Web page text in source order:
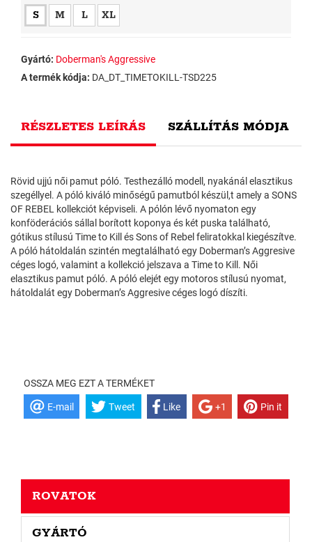
S M L XL
Gyártó: Doberman's Aggressive
A termék kódja: DA_DT_TIMETOKILL-TSD225
RÉSZLETES LEÍRÁS SZÁLLÍTÁS MÓDJA
Rövid ujjú női pamut póló. Testhezálló modell, nyakánál elasztikus
szegéllyel. A póló kiváló minőségű pamutból készül,t amely a SONS
OF REBEL kollekciót képviseli. A pólón lévő nyomaton egy
konföderációs sállal borított koponya és két puska található,
gótikus stílusú Time to Kill és Sons of Rebel feliratokkal kiegészítve.
A póló hátoldalán szintén megtalálható egy Doberman’s Aggresive
céges logó, valamint a kollekció jelszava a Time to Kill. Női
elasztikus pamut póló. A póló elejét egy motoros stílusú nyomat,
hátoldalát egy Doberman’s Aggresive céges logó díszíti.
OSSZA MEG EZT A TERMÉKET
E-mail Tweet Like +1 Pin it
ROVATOK
GYÁRTÓ